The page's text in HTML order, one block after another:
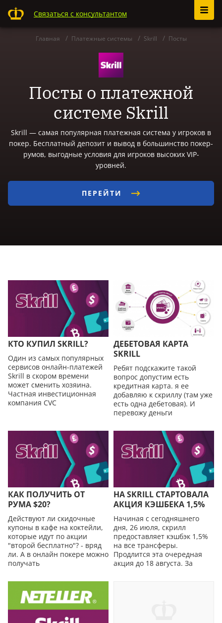
Связаться с консультантом
Главная Платежные системы Skrill Посты
Посты о платежной
системе Skrill
Skrill — самая популярная платежная система у игроков в
покер. Бесплатный депозит и вывод в большинство покер-
румов, выгодные условия для игроков высоких VIP-
уровней.
ПЕРЕЙТИ
КТО КУПИЛ SKRILL?
Один из самых популярных
сервисов онлайн-платежей
Skrill в скором времени
может сменить хозяина.
Частная инвестиционная
компания CVC
ДЕБЕТОВАЯ КАРТА
SKRILL
Ребят подскажите такой
вопрос допустим есть
кредитная карта. я ее
добавляю к скриллу (там уже
есть одна дебетовая). И
перевожу дeньги
КАК ПОЛУЧИТЬ ОТ
РУМА $20?
Действуют ли скидочные
купоны в кафе на коктейли,
которые идут по акции
"второй бесплатно"? - вряд
ли. А в онлайн покере можно
получать
НА SKRILL СТАРТОВАЛА
АКЦИЯ КЭШБЕКА 1,5%
Начиная с сегодняшнего
дня, 26 июля, скрилл
предоставляет кэшбэк 1,5%
на все трансферы.
Продлится эта очередная
акция до 18 августа. За